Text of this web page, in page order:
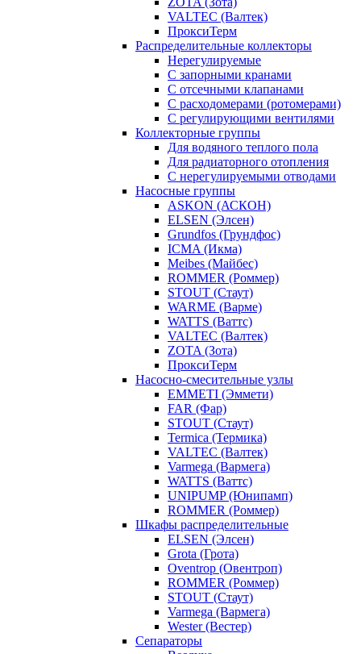
VALTEC (Валтек)
ПроксиТерм
Распределительные коллекторы
Нерегулируемые
С запорными кранами
С отсечными клапанами
С расходомерами (ротомерами)
С регулирующими вентилями
Коллекторные группы
Для водяного теплого пола
Для радиаторного отопления
С нерегулируемыми отводами
Насосные группы
ASKON (АСКОН)
ELSEN (Элсен)
Grundfos (Грундфос)
ICMA (Икма)
Meibes (Майбес)
ROMMER (Роммер)
STOUT (Стаут)
WARME (Варме)
WATTS (Ваттс)
VALTEC (Валтек)
ZOTA (Зота)
ПроксиТерм
Насосно-смесительные узлы
EMMETI (Эммети)
FAR (Фар)
STOUT (Стаут)
Termica (Термика)
VALTEC (Валтек)
Varmega (Вармега)
WATTS (Ваттс)
UNIPUMP (Юнипамп)
ROMMER (Роммер)
Шкафы распределительные
ELSEN (Элсен)
Grota (Грота)
Oventrop (Овентроп)
ROMMER (Роммер)
STOUT (Стаут)
Varmega (Вармега)
Wester (Вестер)
Сепараторы